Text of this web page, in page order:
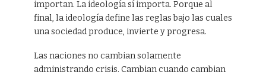
importan. La ideología sí importa. Porque al
final, la ideología define las reglas bajo las cuales
una sociedad produce, invierte y progresa.
Las naciones no cambian solamente
administrando crisis. Cambian cuando cambian